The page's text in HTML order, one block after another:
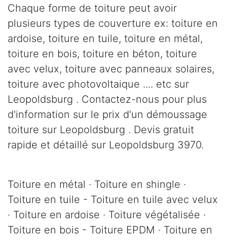
Chaque forme de toiture peut avoir
plusieurs types de couverture ex: toiture en
ardoise, toiture en tuile, toiture en métal,
toiture en bois, toiture en béton, toiture
avec velux, toiture avec panneaux solaires,
toiture avec photovoltaique .... etc sur
Leopoldsburg . Contactez-nous pour plus
d'information sur le prix d'un démoussage
toiture sur Leopoldsburg . Devis gratuit
rapide et détaillé sur Leopoldsburg 3970.
Toiture en métal · Toiture en shingle ·
Toiture en tuile - Toiture en tuile avec velux
· Toiture en ardoise · Toiture végétalisée ·
Toiture en bois - Toiture EPDM · Toiture en